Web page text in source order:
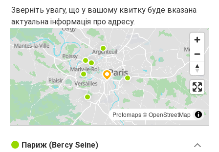
Зверніть увагу, що у вашому квитку буде вказана
актуальна інформація про адресу.
Protomaps©OpenStreetMap
Париж (Bercy Seine)